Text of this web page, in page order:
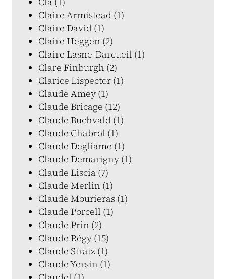
Claire Armistead (1)
Claire David (1)
Claire Heggen (2)
Claire Lasne-Darcueil (1)
Clare Finburgh (2)
Clarice Lispector (1)
Claude Amey (1)
Claude Bricage (12)
Claude Buchvald (1)
Claude Chabrol (1)
Claude Degliame (1)
Claude Demarigny (1)
Claude Liscia (7)
Claude Merlin (1)
Claude Mourieras (1)
Claude Porcell (1)
Claude Prin (2)
Claude Régy (15)
Claude Stratz (1)
Claude Yersin (1)